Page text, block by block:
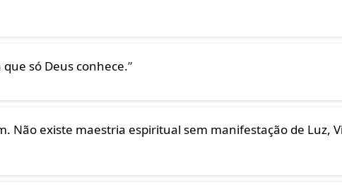
só Deus conhece.”
Não existe maestria espiritual sem manifestação de Luz,